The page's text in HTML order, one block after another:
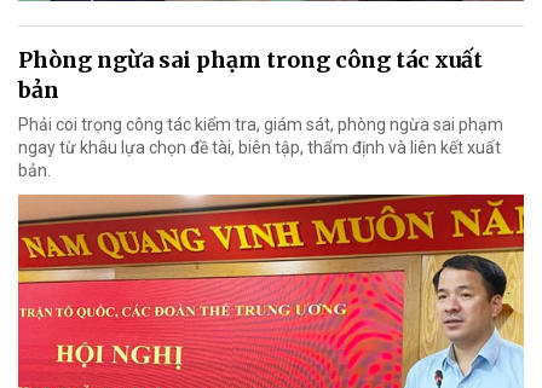
Phòng ngừa sai phạm trong công tác xuất
bản
Phải coi trọng công tác kiểm tra, giám sát, phòng ngừa sai phạm
ngay từ khâu lựa chọn đề tài, biên tập, thẩm định và liên kết xuất
bản.